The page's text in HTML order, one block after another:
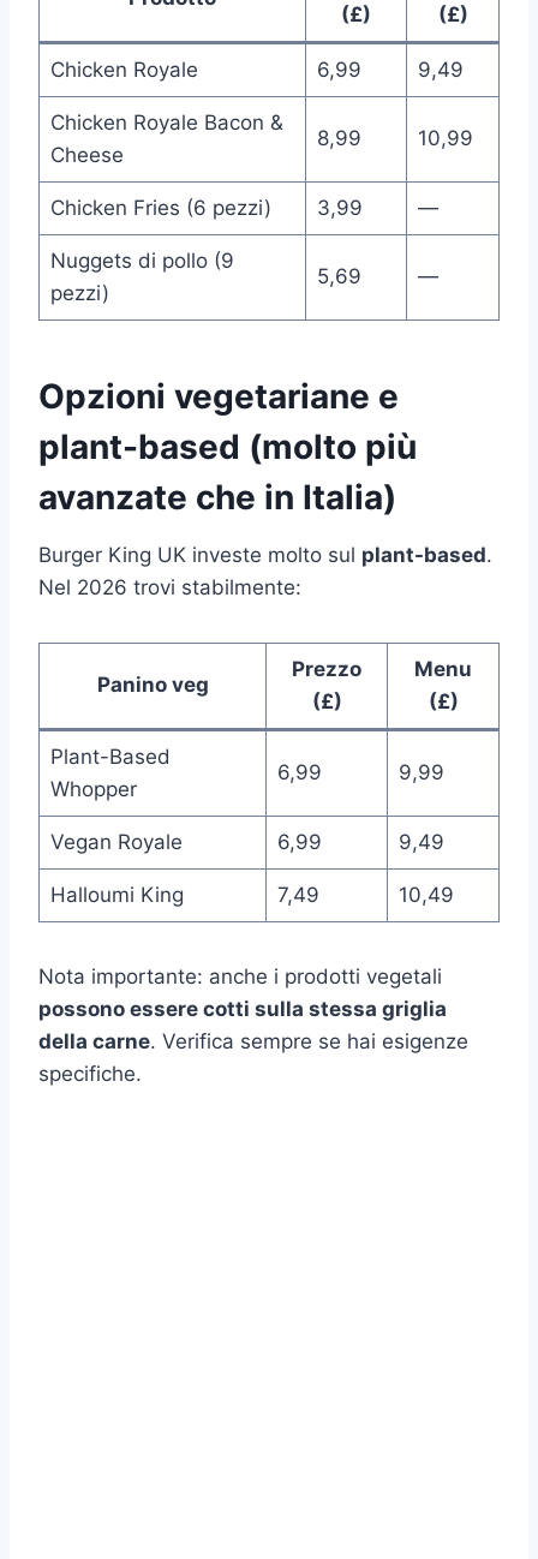
(£) (£)
Chicken Royale 6,99 9,49
Chicken Royale Bacon &
Cheese
8,99 10,99
Chicken Fries (6 pezzi) 3,99 —
Nuggets di pollo (9
pezzi)
5,69 —
Opzioni vegetariane e
plant-based (molto più
avanzate che in Italia)
Burger King UK investe molto sul plant-based.
Nel 2026 trovi stabilmente:
Panino veg
Prezzo
(£)
Menu
(£)
Plant-Based
Whopper
6,99 9,99
Vegan Royale 6,99 9,49
Halloumi King 7,49 10,49
Nota importante: anche i prodotti vegetali
possono essere cotti sulla stessa griglia
della carne. Verifica sempre se hai esigenze
specifiche.